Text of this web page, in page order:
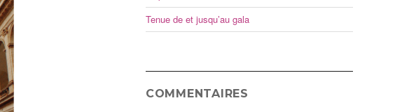
Tenue de et jusqu’au gala
COMMENTAIRES